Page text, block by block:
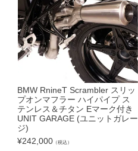
BMW RnineT Scrambler スリッ
プオンマフラー ハイパイプ ス
テンレス＆チタン Eマーク付き
UNIT GARAGE (ユニットガレー
ジ)
¥242,000 （税込）